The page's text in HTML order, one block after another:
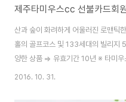
제주타미우스cc 선불카드회
산과 숲이 화려하게 어울러진 로맨틱
홀의 골프코스 및 133세대의 빌리
양한 상품 => 유효기간 10년 ※ 타미
다. ※ 타미우스 골프 & 빌리지 시설안
2016. 10. 31.